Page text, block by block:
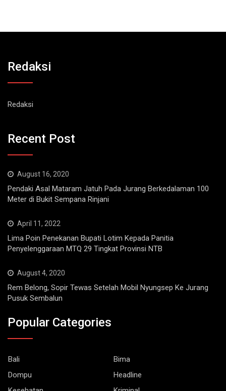
Redaksi
Redaksi
Recent Post
August 16, 2020
Pendaki Asal Mataram Jatuh Pada Jurang Berkedalaman 100
Meter di Bukit Sempana Rinjani
April 11, 2022
Lima Poin Penekanan Bupati Lotim Kepada Panitia
Penyelenggaraan MTQ 29 Tingkat Provinsi NTB
August 4, 2020
Rem Belong, Sopir Tewas Setelah Mobil Nyungsep Ke Jurang
Pusuk Sembalun
Popular Categories
Bali
Bima
Dompu
Headline